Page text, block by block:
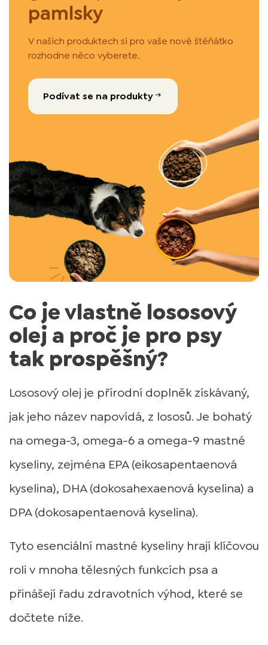
pamlsky
V našich produktech si pro vaše nové štěňátko
rozhodne něco vyberete.
Podívat se na produkty
Co je vlastně lososový
olej a proč je pro psy
tak prospěšný?
Lososový olej je přírodní doplněk získávaný,
jak jeho název napovídá, z lososů. Je bohatý
na omega-3, omega-6 a omega-9 mastné
kyseliny, zejména EPA (eikosapentaenová
kyselina), DHA (dokosahexaenová kyselina) a
DPA (dokosapentaenová kyselina).
Tyto esenciální mastné kyseliny hrají klíčovou
roli v mnoha tělesných funkcích psa a
přinášejí řadu zdravotních výhod, které se
dočtete níže.